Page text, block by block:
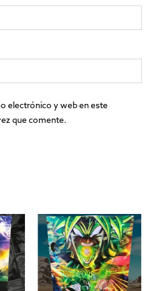
electrónico y web en este
que comente.